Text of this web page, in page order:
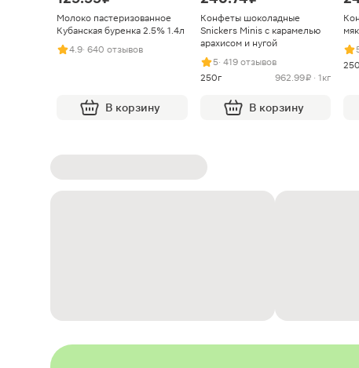
Молоко пастеризованное
Кубанская буренка 2.5% 1.4л
4.9· 640 отзывов
В корзину
Конфеты шоколадные
Snickers Minis с карамелью
арахисом и нугой
5· 419 отзывов
250г
962.99 ₽ · 1кг
В корзину